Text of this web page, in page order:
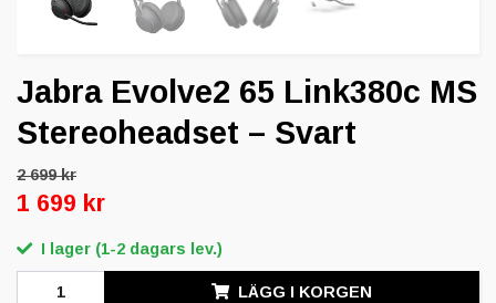
Jabra Evolve2 65 Link380c MS
Stereoheadset – Svart
2 699 kr
1 699 kr
I lager (1-2 dagars lev.)
LÄGG I KORGEN